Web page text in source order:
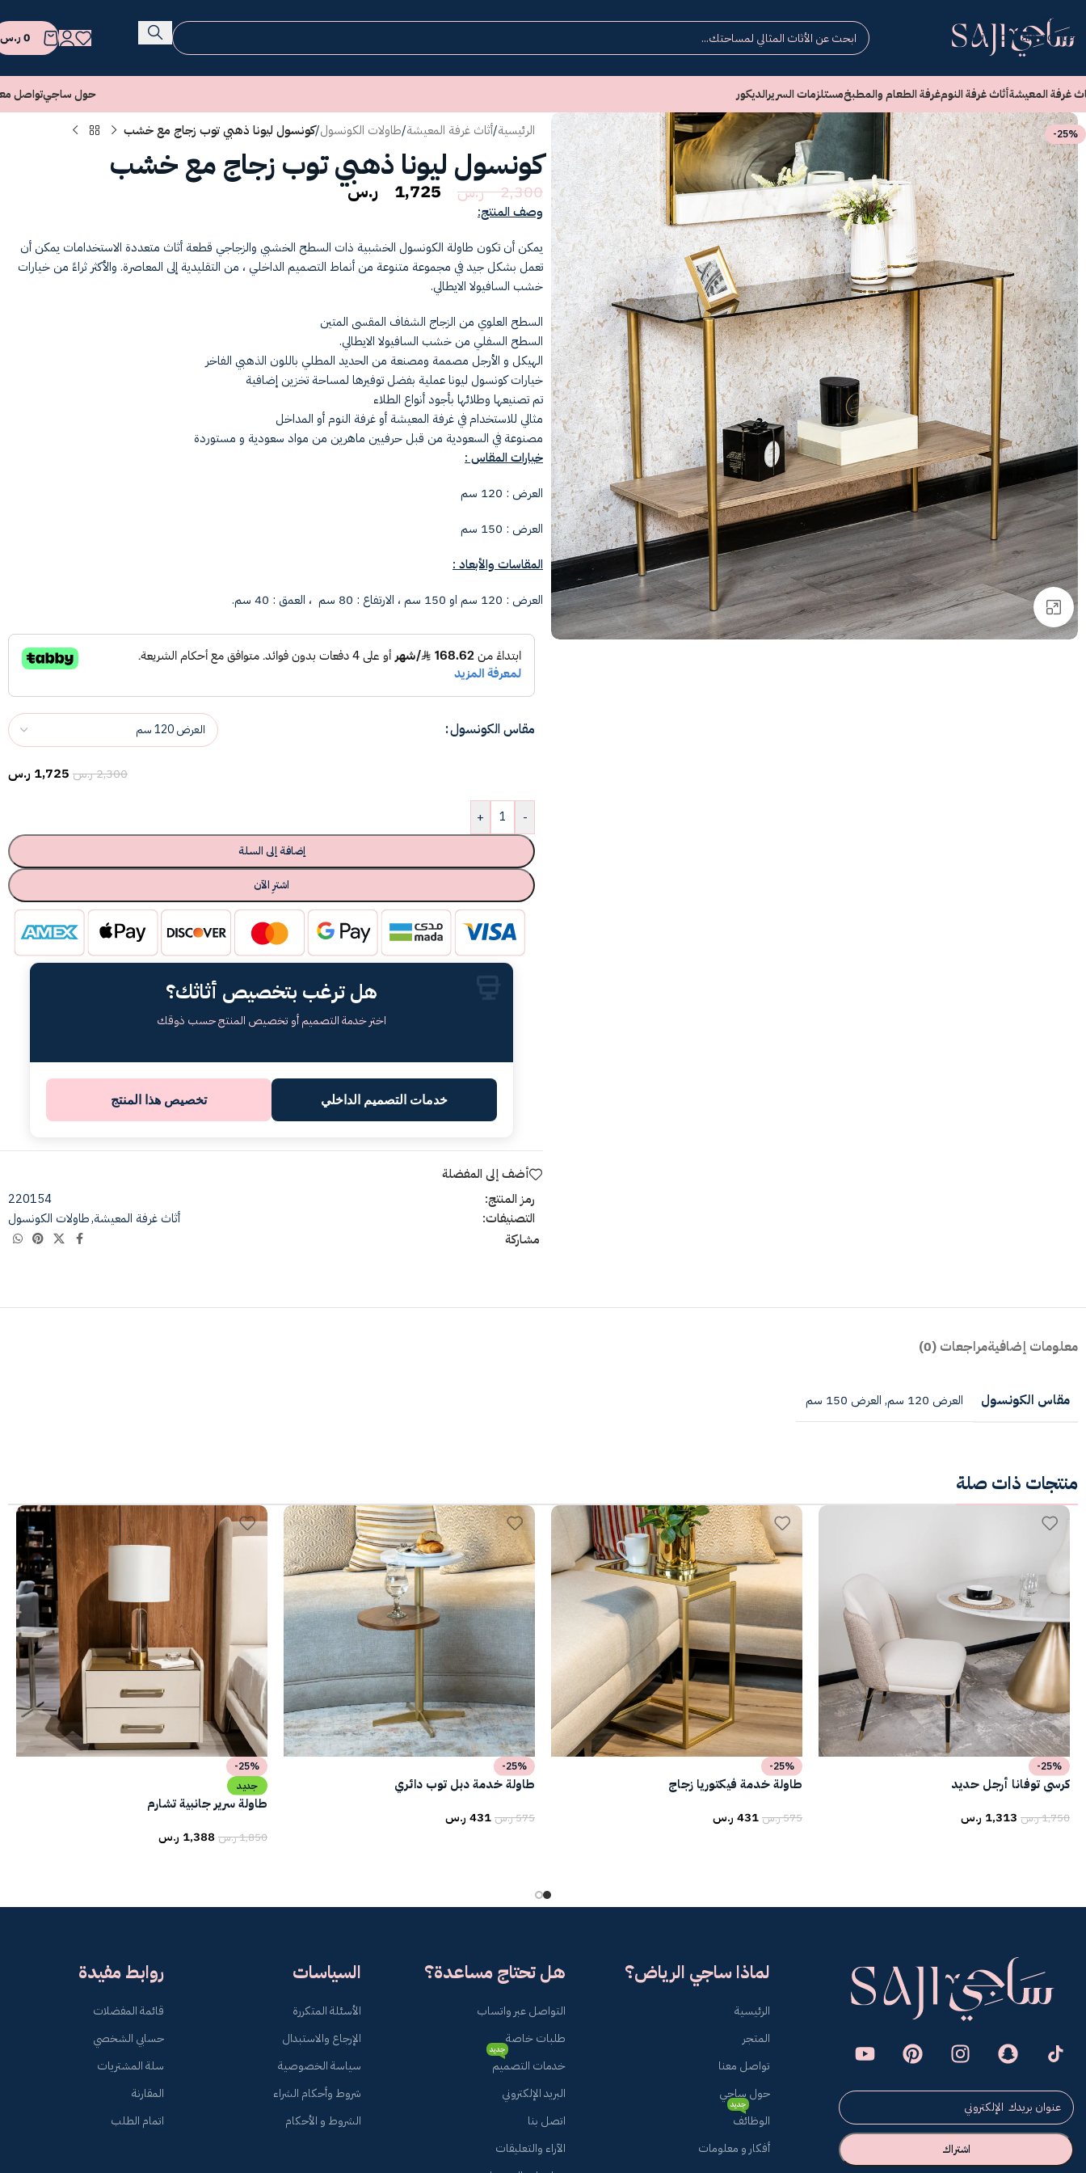
Skip to navigation
Skip to main content
0ر.س
غرفة المعيشةأثاث غرفة النومغرفة الطعام والمطبخمستلزمات السريرالديكور حول ساجيتواصل
-25%
انقر للتكبير
الرئيسية/أثاث غرفة المعيشة/طاولات الكونسول/كونسول ليونا ذهبي توب زجاج مع خشب
كونسول ليونا ذهبي توب زجاج مع خشب
2,300 ر.س 1,725 ر.س
وصف المنتج:
يمكن أن تكون طاولة الكونسول الخشبية ذات السطح الخشبي والزجاجي قطعة أثاث متعددة الاستخدامات يمكن أن
تعمل بشكل جيد في مجموعة متنوعة من أنماط التصميم الداخلي ، من التقليدية إلى المعاصرة. والأكثر ثراءً من خيارات
خشب السافيولا الايطالي.
السطح العلوي من الزجاج الشفاف المقسى المتين
السطح السفلي من خشب السافيولا الايطالي.
الهيكل و الأرجل مصممة ومصنعة من الحديد المطلي باللون الذهبي الفاخر
خيارات كونسول ليونا عملية بفضل توفيرها لمساحة تخزين إضافية
تم تصنيعها وطلائها بأجود أنواع الطلاء
مثالي للاستخدام في غرفة المعيشة أو غرفة النوم أو المداخل
مصنوعة في السعودية من قبل حرفيين ماهرين من مواد سعودية و مستوردة
خيارات المقاس :
العرض : 120 سم
العرض : 150 سم
المقاسات والأبعاد :
العرض : 120 سم او 150 سم ، الارتفاع : 80 سم ، العمق : 40 سم.
مقاس الكونسول
2,300ر.س 1,725 ر.س
-
+
إضافة إلى السلة
اشترِ الآن
هل ترغب بتخصيص أثاثك؟
اختر خدمة التصميم أو تخصيص المنتج حسب ذوقك
خدمات التصميم الداخلي تخصيص هذا المنتج
أضف إلى المفضلة
رمز المنتج:
220154
التصنيفات:
أثاث غرفة المعيشة,طاولات الكونسول
مشاركة
معلومات إضافيةمراجعات (0)
مقاس الكونسول العرض 120 سم , العرض 150 سم
منتجات ذات صلة
-25%
كرسي توفانا أرجل حديد
1,750ر.س 1,313 ر.س
-25%
طاولة خدمة فيكتوريا زجاج
575ر.س431 ر.س
-25%
طاولة خدمة دبل توب دائري
575ر.س431 ر.س
-25%
جديد
طاولة سرير جانبية تشارم
1,850ر.س1,388 ر.س
لماذا ساجي الرياض؟
الرئيسية
المتجر
تواصل معنا
حول ساجي
الوظائف
جديد
أفكار و معلومات
هل تحتاج مساعدة؟
التواصل عبر واتساب
طلبات خاصة
خدمات التصميم
جديد
البريد الإلكتروني
اتصل بنا
الآراء والتعليقات
السياسات
الأسئلة المتكررة
الإرجاع والاستبدال
سياسة الخصوصية
شروط وأحكام الشراء
الشروط و الأحكام
روابط مفيدة
قائمة المفضلات
حسابي الشخصي
سلة المشتريات
المقارنة
اتمام الطلب